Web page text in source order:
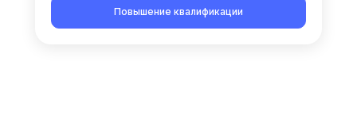
Повышение квалификации